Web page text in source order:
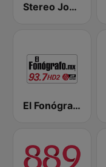
Stereo Joya FM
El Fonógrafo HD2